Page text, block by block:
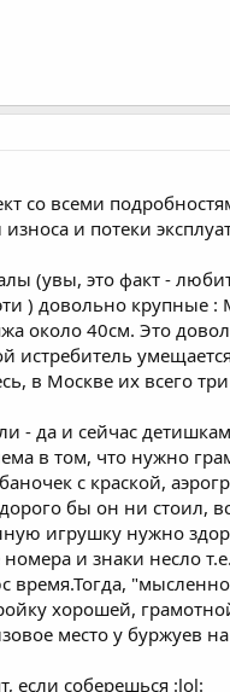
со всеми
и потеки
(увы, это факт -
) довольно
около 40см. Это
истребитель
в Москве их всего
- да и сейчас
в том, что нужно
с краской,
бы он ни стоил,
игрушку нужно
и знаки несло
время.Тогда,
хорошей,
место у буржуев
если соберешься :lol: